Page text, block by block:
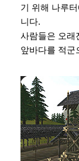
기 위해 나루
니다.
사람들은 오래
앞바다를 적군